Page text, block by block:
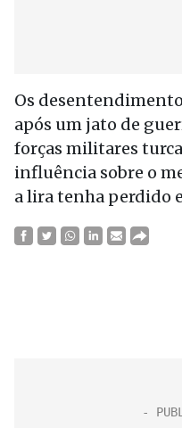
Os
após um jato de
forças militares
influência sobre o
a lira tenha perdido